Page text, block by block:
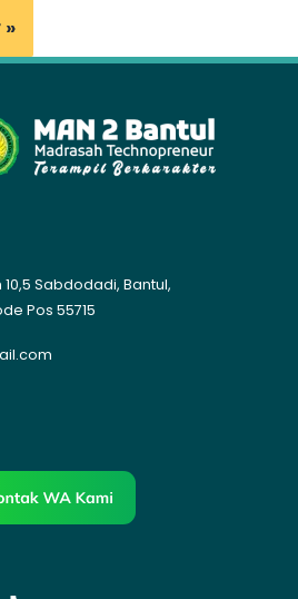
10,5 Sabdodadi, Bantul,
Pos 55715